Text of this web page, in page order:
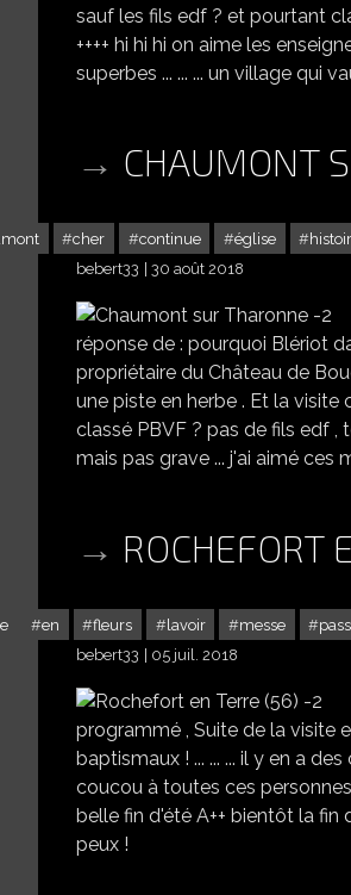
sauf les fils edf ? et pourtant
++++ hi hi hi on aime les
superbes ... ... ... un village qui
CHAUMONT
cher continue église
bebert33
30 août 2018
réponse de : pourquoi Blériot
propriétaire du Château de
une piste en herbe . Et la
classé PBVF ? pas de fils edf ,
mais pas grave ... j'ai aimé ces
ROCHEFORT
en fleurs lavoir messe
bebert33
05 juil. 2018
programmé , Suite de la visite
baptismaux ! ... ... ... il y en a
coucou à toutes ces personnes
belle fin d'été A++ bientôt la fin
peux !